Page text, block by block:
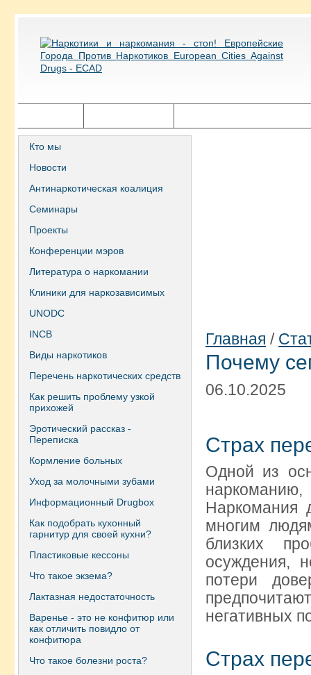
Кто мы
Новости
Антинаркотическая коалиция
Семинары
Проекты
Конференции мэров
Литература о наркомании
Клиники для наркозависимых
UNODC
INCB
Виды наркотиков
Перечень наркотических средств
Как решить проблему узкой
прихожей
Эротический рассказ -
Переписка
Кормление больных
Уход за молочными зубами
Информационный Drugbox
Как подобрать кухонный
гарнитур для своей кухни?
Пластиковые кессоны
Что такое экзема?
Лактазная недостаточность
Варенье - это не конфитюр или
как отличить повидло от
конфитюра
Что такое болезни роста?
Главная /
Почему
06.10.2025
Страх
Одной из
Наркомания
многим
близких
осуждения,
потери
негативных
Страх